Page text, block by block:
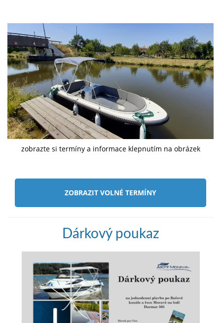
zobrazte si termíny a informace klepnutím na obrázek
ZOBRAZIT VOLNÉ TERMÍNY
Dárkový poukaz